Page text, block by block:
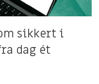
sikkert i
dag ét